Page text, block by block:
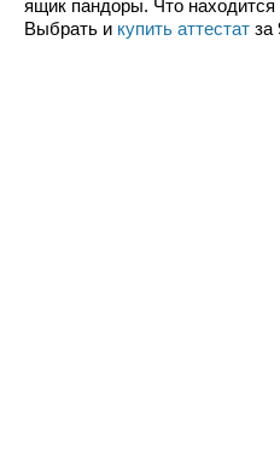
ящик пандоры. Что
Выбрать и купить аттестат за